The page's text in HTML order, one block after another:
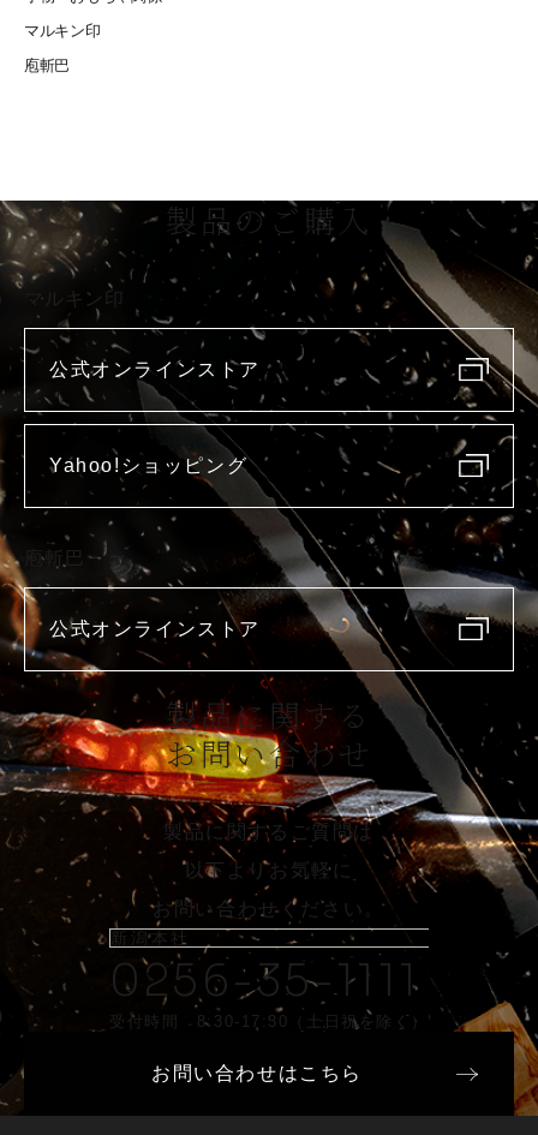
マルキン印
庖斬巴
製品のご購入
マルキン印
公式オンラインストア
Yahoo!ショッピング
庖斬巴
公式オンラインストア
製品に関する
お問い合わせ
製品に関するご質問は
以下よりお気軽に
お問い合わせください。
新潟本社
0256-35-1111
受付時間 8:30-17:30（土日祝を除く）
お問い合わせはこちら